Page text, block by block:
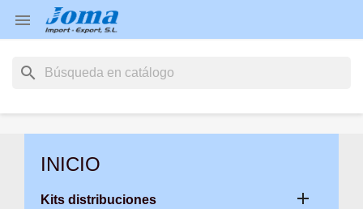

search
INICIO
Kits distribuciones 